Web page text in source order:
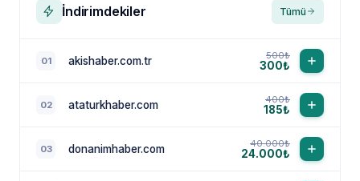
İndirimdekiler Tümü
01 akishaber.com.tr 500₺
300₺
02 ataturkhaber.com 400₺
185₺
03 donanimhaber.com 40.000₺
24.000₺